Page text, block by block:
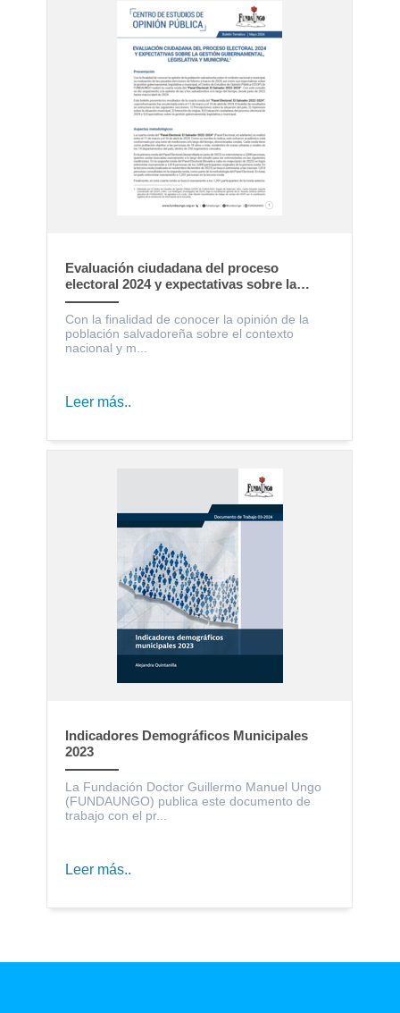
Evaluación ciudadana del proceso
electoral 2024 y expectativas sobre la
gestión gubernamental, legislativa y
municipal
Con la finalidad de conocer la opinión de la
población salvadoreña sobre el contexto
nacional y m...
Leer más..
Indicadores Demográficos Municipales
2023
La Fundación Doctor Guillermo Manuel Ungo
(FUNDAUNGO) publica este documento de
trabajo con el pr...
Leer más..